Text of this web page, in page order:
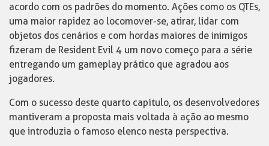
acordo com os padrões do momento. Ações como os QTEs,
uma maior rapidez ao locomover-se, atirar, lidar com
objetos dos cenários e com hordas maiores de inimigos
fizeram de Resident Evil 4 um novo começo para a série
entregando um gameplay prático que agradou aos
jogadores.
Com o sucesso deste quarto capítulo, os desenvolvedores
mantiveram a proposta mais voltada à ação ao mesmo
que introduzia o famoso elenco nesta perspectiva.